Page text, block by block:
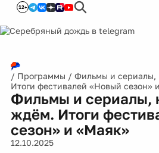
12+
/ Программы / Фильмы и сериалы,
Итоги фестивалей «Новый сезон»
Фильмы и сериалы,
ждём. Итоги
сезон» и «Маяк»
12.10.2025